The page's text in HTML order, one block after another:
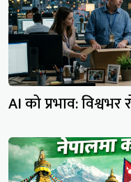
AI को प्रभाव: